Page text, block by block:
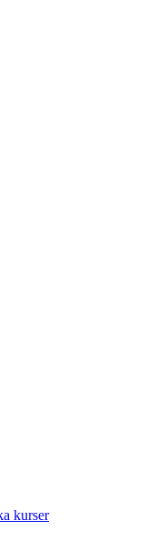
kurser